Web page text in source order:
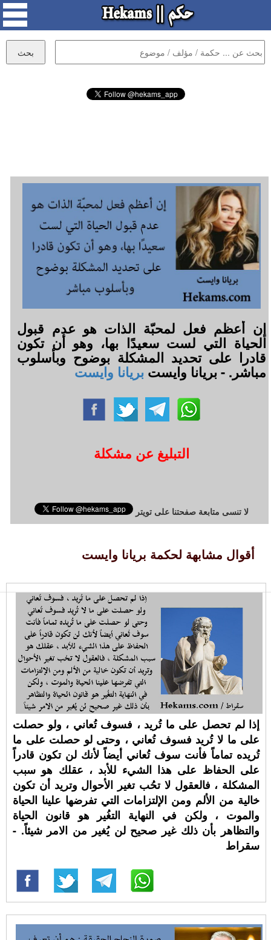
إن أعظم فعل لمحبّة الذات هو عدم قبول
الحياة التي لست سعيدًا بها، وهو أن تكون
قادرا على تحديد المشكلة بوضوح وبأسلوب
مباشر. - بريانا وايست بريانا وايست
التبليغ عن مشكلة
لا تنسى متابعة صفحتنا على تويتر
أقوال مشابهة لحكمة بريانا وايست
إذا لم تحصل على ما تُريد ، فسوف تُعاني ، ولو حصلت
على ما لا تُريد فسوف تُعاني ، وحتى لو حصلت على ما
تُريده تماماً فأنت سوف تُعاني أيضاً لأنك لن تكون قادراً
على الحفاظ على هذا الشيء للأبد ، عقلك هو سبب
المشكلة ، فالعقول لا تحُب تغير الأحوال وتريد أن تكون
خالية من الألم ومن الإلتزامات التي تفرضها علينا الحياة
والموت ، ولكن في النهاية التغُير هو قانون الحياة
والتظاهر بأن ذلك غير صحيح لن يُغير من الامر شيئاً. -
سقراط